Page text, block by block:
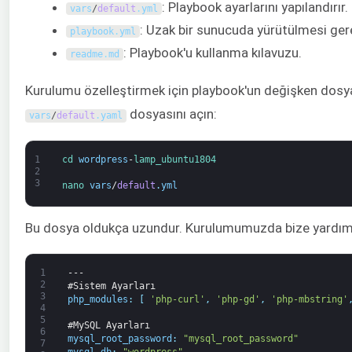
vars/default .yml : Playbook ayarlarını yapılandırır.
playbook.yml : Uzak bir sunucuda yürütülmesi
readme.md : Playbook'u kullanma kılavuzu.
Kurulumu özelleştirmek için playbook'un değişken
vars/default .yaml dosyasını açın:
1
2
3
cd wordpress -lamp_ubuntu1804
nano vars/default .yml
Bu dosya oldukça uzundur. Kurulumumuzda bize
1
2
3
4
5
6
7
---
#Sistem Ayarları
php_modules : [ 'php-curl' , 'php-gd' , 'php-mbstring'
#MySQL Ayarları
mysql_root_password :
"mysql_root_password"